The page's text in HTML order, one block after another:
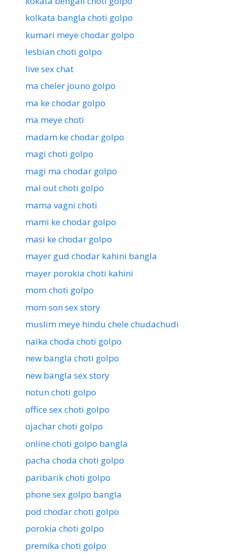
kolkata bangla choti golpo
kumari meye chodar golpo
lesbian choti golpo
live sex chat
ma cheler jouno golpo
ma ke chodar golpo
ma meye choti
madam ke chodar golpo
magi choti golpo
magi ma chodar golpo
mal out choti golpo
mama vagni choti
mami ke chodar golpo
masi ke chodar golpo
mayer gud chodar kahini bangla
mayer porokia choti kahini
mom choti golpo
mom son sex story
muslim meye hindu chele chudachudi
naika choda choti golpo
new bangla choti golpo
new bangla sex story
notun choti golpo
office sex choti golpo
ojachar choti golpo
online choti golpo bangla
pacha choda choti golpo
paribarik choti golpo
phone sex golpo bangla
pod chodar choti golpo
porokia choti golpo
premika choti golpo